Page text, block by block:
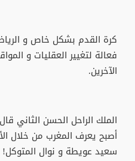
كرة القدم بشكل خاص و
فعالة لتغيير العقليات و
الآخرين.
الملك الراحل الحسن الثاني
أصبح يعرف المغرب من خلال
سعيد عويطة و نوال المتوكل!